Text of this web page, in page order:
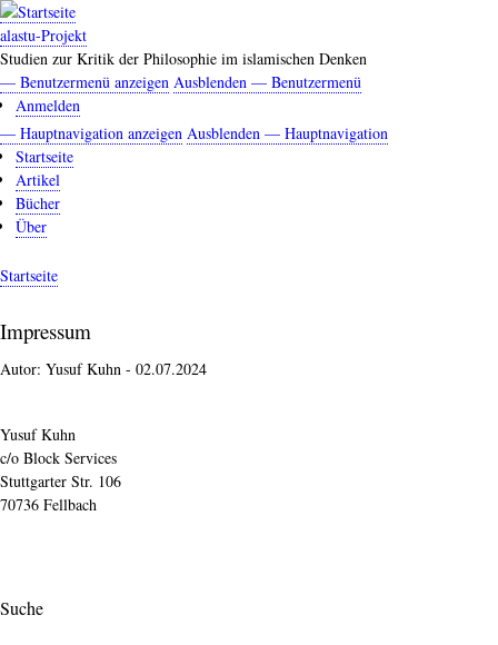
Direkt
zum
Inhalt
alastu-Projekt
Studien zur Kritik der Philosophie im islamischen Denken
Benutzermenü
— Benutzermenü anzeigen Ausblenden — Benutzermenü
Anmelden
Hauptnavigation
— Hauptnavigation anzeigen Ausblenden — Hauptnavigation
Startseite
Artikel
Bücher
Über
Pfadnavigation
Startseite
Impressum
Autor: Yusuf Kuhn - 02.07.2024
Yusuf Kuhn
c/o Block Services
Stuttgarter Str. 106
70736 Fellbach
Suche